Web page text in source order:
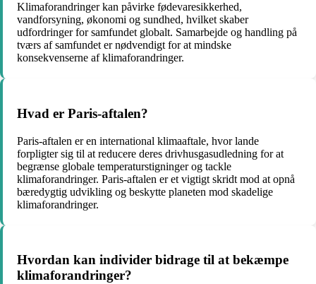
Klimaforandringer kan påvirke fødevaresikkerhed,
vandforsyning, økonomi og sundhed, hvilket skaber
udfordringer for samfundet globalt. Samarbejde og handling på
tværs af samfundet er nødvendigt for at mindske
konsekvenserne af klimaforandringer.
Hvad er Paris-aftalen?
Paris-aftalen er en international klimaaftale, hvor lande
forpligter sig til at reducere deres drivhusgasudledning for at
begrænse globale temperaturstigninger og tackle
klimaforandringer. Paris-aftalen er et vigtigt skridt mod at opnå
bæredygtig udvikling og beskytte planeten mod skadelige
klimaforandringer.
Hvordan kan individer bidrage til at bekæmpe
klimaforandringer?